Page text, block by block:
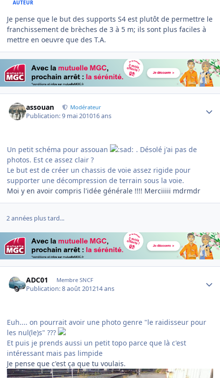
AUTEUR
Je pense que le but des supports S4 est plutôt de permettre le
franchissement de brèches de 3 à 5 m; ils sont plus faciles à
mettre en oeuvre que des T.A.
assouan Modérateur
Publication:9 mai 201016 ans
Un petit schéma pour assouan
. Désolé j'ai pas de
photos. Est ce assez clair ?
Le but est de créer un chassis de voie assez rigide pour
supporter une décompression de terrain sous la voie.
Moi y en avoir compris l'idée générale !!!! Merciiiii mdrmdr
2 années plus tard...
ADC01 Membre SNCF
Publication:8 août 201214 ans
Euh.... on pourrait avoir une photo genre "le raidisseur pour
les nul(le)s" ???
Et puis je prends aussi un petit topo parce que là c'est
intéressant mais pas limpide
Je pense que c'est ça que tu voulais.